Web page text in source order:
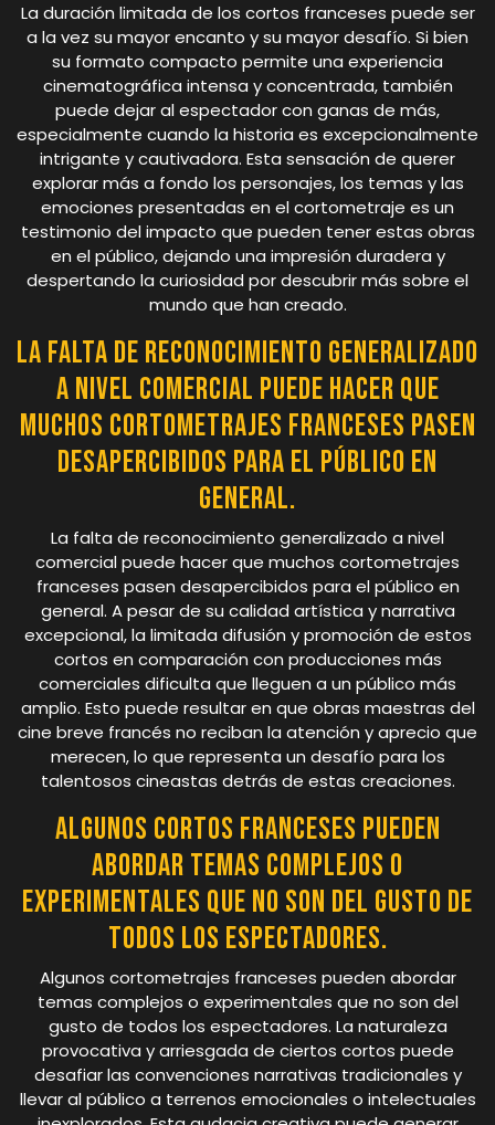
La duración limitada de los cortos franceses puede ser
a la vez su mayor encanto y su mayor desafío. Si bien
su formato compacto permite una experiencia
cinematográfica intensa y concentrada, también
puede dejar al espectador con ganas de más,
especialmente cuando la historia es excepcionalmente
intrigante y cautivadora. Esta sensación de querer
explorar más a fondo los personajes, los temas y las
emociones presentadas en el cortometraje es un
testimonio del impacto que pueden tener estas obras
en el público, dejando una impresión duradera y
despertando la curiosidad por descubrir más sobre el
mundo que han creado.
La falta de reconocimiento generalizado
a nivel comercial puede hacer que
muchos cortometrajes franceses pasen
desapercibidos para el público en
general.
La falta de reconocimiento generalizado a nivel
comercial puede hacer que muchos cortometrajes
franceses pasen desapercibidos para el público en
general. A pesar de su calidad artística y narrativa
excepcional, la limitada difusión y promoción de estos
cortos en comparación con producciones más
comerciales dificulta que lleguen a un público más
amplio. Esto puede resultar en que obras maestras del
cine breve francés no reciban la atención y aprecio que
merecen, lo que representa un desafío para los
talentosos cineastas detrás de estas creaciones.
Algunos cortos franceses pueden
abordar temas complejos o
experimentales que no son del gusto de
todos los espectadores.
Algunos cortometrajes franceses pueden abordar
temas complejos o experimentales que no son del
gusto de todos los espectadores. La naturaleza
provocativa y arriesgada de ciertos cortos puede
desafiar las convenciones narrativas tradicionales y
llevar al público a terrenos emocionales o intelectuales